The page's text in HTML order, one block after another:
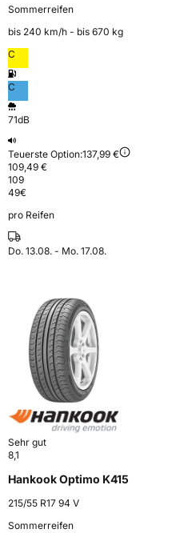
Sommerreifen
bis 240 km⁠/⁠h - bis 670 kg
C
C
71dB
Teuerste Option:137,99 €
109,49 €
109
49€
pro Reifen
Do. 13.08. - Mo. 17.08.
Sehr gut
8,1
Hankook Optimo K415
215/55 R17 94 V
Sommerreifen